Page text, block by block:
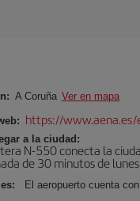
A Coruña Ver en mapa
https://
a la ciudad:
N-550 conecta la
de 30 minutos de
El aeropuerto cuenta